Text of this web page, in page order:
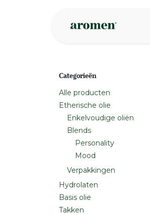
Categorieën
Alle producten
Etherische olie
Enkelvoudige oliën
Blends
Personality
Mood
Verpakkingen
Hydrolaten
Basis olie
Takken